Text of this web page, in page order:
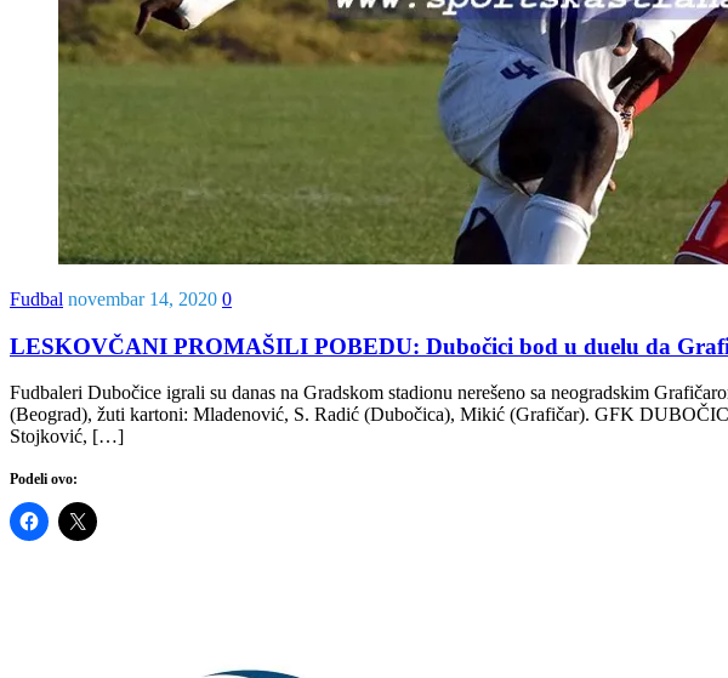
Fudbal novembar 14, 2020 0
LESKOVČANI PROMAŠILI POBEDU: Dubočici bod u duelu da
Fudbaleri Dubočice igrali su danas na Gradskom stadionu nerešeno sa neogradskim
(Beograd), žuti kartoni: Mladenović, S. Radić (Dubočica), Mikić (Grafičar). GFK
Stojković, […]
Podeli ovo: